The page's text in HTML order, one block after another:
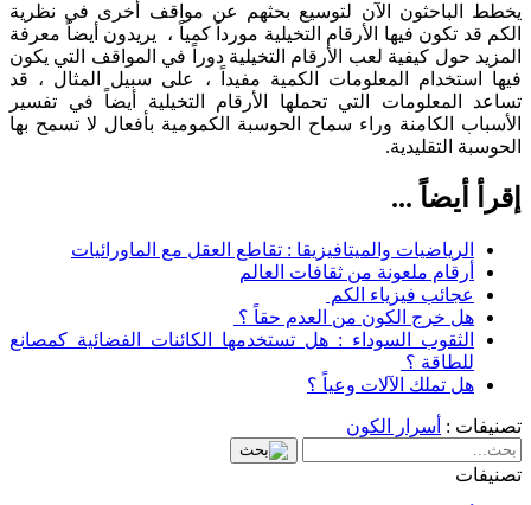
يخطط الباحثون الآن لتوسيع بحثهم عن مواقف أخرى في نظرية
الكم قد تكون فيها الأرقام التخيلية مورداً كمياً ، يريدون أيضاً معرفة
المزيد حول كيفية لعب الأرقام التخيلية دوراً في المواقف التي يكون
فيها استخدام المعلومات الكمية مفيداً ، على سبيل المثال ، قد
تساعد المعلومات التي تحملها الأرقام التخيلية أيضاً في تفسير
الأسباب الكامنة وراء سماح الحوسبة الكمومية بأفعال لا تسمح بها
الحوسبة التقليدية.
إقرأ أيضاً ...
الرياضيات والميتافيزيقا : تقاطع العقل مع الماورائيات
أرقام ملعونة من ثقافات العالم
عجائب فيزياء الكم
هل خرج الكون من العدم حقاً ؟
الثقوب السوداء : هل تستخدمها الكائنات الفضائية كمصانع
للطاقة ؟
هل تملك الآلات وعياً ؟
تصنيفات : أسرار الكون
تصنيفات